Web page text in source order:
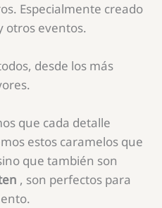
Especialmente creado
otros eventos.
desde los más
que cada detalle
estos caramelos que
que también son
, son perfectos para